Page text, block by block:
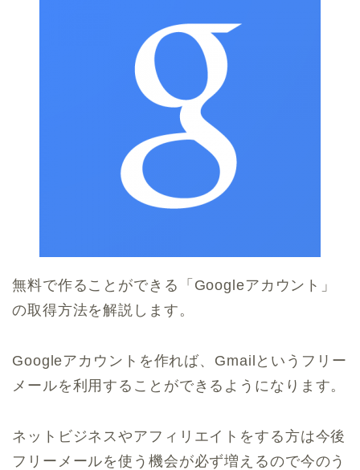
無料で作ることができる「Googleアカウント」
の取得方法を解説します。
Googleアカウントを作れば、Gmailというフリー
メールを利用することができるようになります。
ネットビジネスやアフィリエイトをする方は今後
フリーメールを使う機会が必ず増えるので今のう